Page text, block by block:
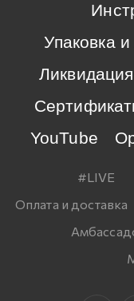
Упаковка
Ликвидация
YouTube
#LIVE
Оплата и доставка